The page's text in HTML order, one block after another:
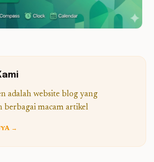
adalah website blog yang
berbagai macam artikel
→